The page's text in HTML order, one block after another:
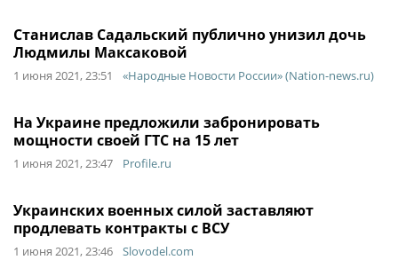
Станислав Садальский публично унизил дочь
Людмилы Максаковой
1 июня 2021, 23:51 «Народные Новости России» (Nation-news.ru)
На Украине предложили забронировать
мощности своей ГТС на 15 лет
1 июня 2021, 23:47 Profile.ru
Украинских военных силой заставляют
продлевать контракты с ВСУ
1 июня 2021, 23:46 Slovodel.com